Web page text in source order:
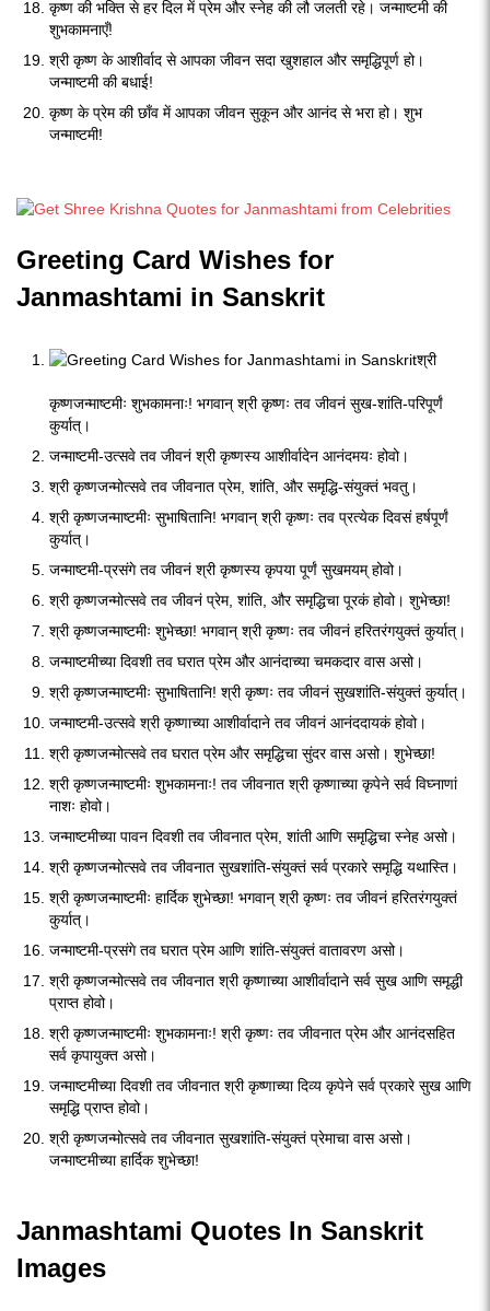
कृष्ण की भक्ति से हर दिल में प्रेम और स्नेह की लौ जलती रहे। जन्माष्टमी की
शुभकामनाएँ!
श्री कृष्ण के आशीर्वाद से आपका जीवन सदा खुशहाल और समृद्धिपूर्ण हो।
जन्माष्टमी की बधाई!
कृष्ण के प्रेम की छाँव में आपका जीवन सुकून और आनंद से भरा हो। शुभ
जन्माष्टमी!
Greeting Card Wishes for
Janmashtami in Sanskrit
श्री
कृष्णजन्माष्टमीः शुभकामनाः! भगवान् श्री कृष्णः तव जीवनं सुख-शांति-परिपूर्णं
कुर्यात्।
जन्माष्टमी-उत्सवे तव जीवनं श्री कृष्णस्य आशीर्वादेन आनंदमयः होवो।
श्री कृष्णजन्मोत्सवे तव जीवनात प्रेम, शांति, और समृद्धि-संयुक्तं भवतु।
श्री कृष्णजन्माष्टमीः सुभाषितानि! भगवान् श्री कृष्णः तव प्रत्येक दिवसं हर्षपूर्णं
कुर्यात्।
जन्माष्टमी-प्रसंगे तव जीवनं श्री कृष्णस्य कृपया पूर्णं सुखमयम् होवो।
श्री कृष्णजन्मोत्सवे तव जीवनं प्रेम, शांति, और समृद्धिचा पूरकं होवो। शुभेच्छा!
श्री कृष्णजन्माष्टमीः शुभेच्छा! भगवान् श्री कृष्णः तव जीवनं हरितरंगयुक्तं कुर्यात्।
जन्माष्टमीच्या दिवशी तव घरात प्रेम और आनंदाच्या चमकदार वास असो।
श्री कृष्णजन्माष्टमीः सुभाषितानि! श्री कृष्णः तव जीवनं सुखशांति-संयुक्तं कुर्यात्।
जन्माष्टमी-उत्सवे श्री कृष्णाच्या आशीर्वादाने तव जीवनं आनंददायकं होवो।
श्री कृष्णजन्मोत्सवे तव घरात प्रेम और समृद्धिचा सुंदर वास असो। शुभेच्छा!
श्री कृष्णजन्माष्टमीः शुभकामनाः! तव जीवनात श्री कृष्णाच्या कृपेने सर्व विघ्नाणां
नाशः होवो।
जन्माष्टमीच्या पावन दिवशी तव जीवनात प्रेम, शांती आणि समृद्धिचा स्नेह असो।
श्री कृष्णजन्मोत्सवे तव जीवनात सुखशांति-संयुक्तं सर्व प्रकारे समृद्धि यथास्ति।
श्री कृष्णजन्माष्टमीः हार्दिक शुभेच्छा! भगवान् श्री कृष्णः तव जीवनं हरितरंगयुक्तं
कुर्यात्।
जन्माष्टमी-प्रसंगे तव घरात प्रेम आणि शांति-संयुक्तं वातावरण असो।
श्री कृष्णजन्मोत्सवे तव जीवनात श्री कृष्णाच्या आशीर्वादाने सर्व सुख आणि समृद्धी
प्राप्त होवो।
श्री कृष्णजन्माष्टमीः शुभकामनाः! श्री कृष्णः तव जीवनात प्रेम और आनंदसहित
सर्व कृपायुक्त असो।
जन्माष्टमीच्या दिवशी तव जीवनात श्री कृष्णाच्या दिव्य कृपेने सर्व प्रकारे सुख आणि
समृद्धि प्राप्त होवो।
श्री कृष्णजन्मोत्सवे तव जीवनात सुखशांति-संयुक्तं प्रेमाचा वास असो।
जन्माष्टमीच्या हार्दिक शुभेच्छा!
Janmashtami Quotes In Sanskrit
Images